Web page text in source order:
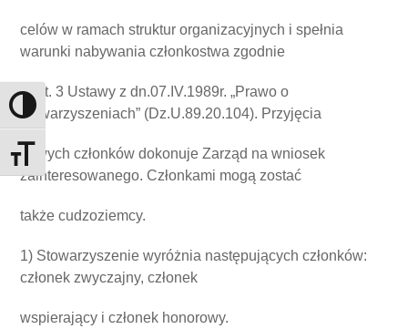
Toggle High Contrast
Toggle Font size
celów w ramach struktur organizacyjnych i spełnia
warunki nabywania członkostwa zgodnie
z Art. 3 Ustawy z dn.07.IV.1989r. „Prawo o
stowarzyszeniach” (Dz.U.89.20.104). Przyjęcia
nowych członków dokonuje Zarząd na wniosek
zainteresowanego. Członkami mogą zostać
także cudzoziemcy.
1) Stowarzyszenie wyróżnia następujących członków:
członek zwyczajny, członek
wspierający i członek honorowy.